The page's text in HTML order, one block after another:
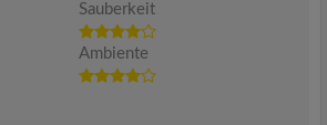
Sauberkeit
Ambiente